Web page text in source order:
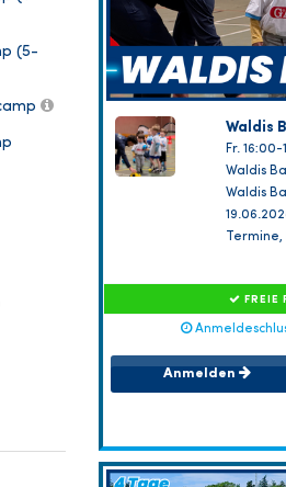
(5-
Waldis
Fr.
Waldis
Waldis
FREIE
Anmelden